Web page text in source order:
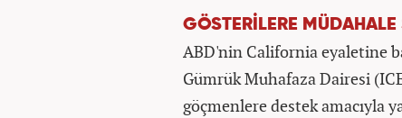
GÖSTERİLERE MÜDAHALE
ABD'nin California eyaletine
Gümrük Muhafaza Dairesi
göçmenlere destek amacıyla